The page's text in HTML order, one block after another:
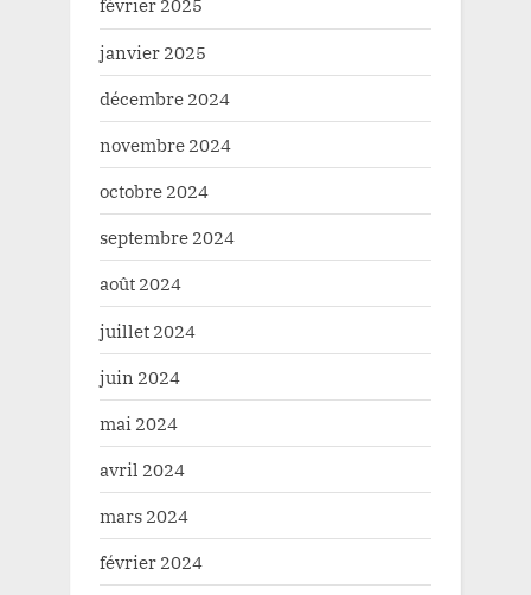
février 2025
janvier 2025
décembre 2024
novembre 2024
octobre 2024
septembre 2024
août 2024
juillet 2024
juin 2024
mai 2024
avril 2024
mars 2024
février 2024